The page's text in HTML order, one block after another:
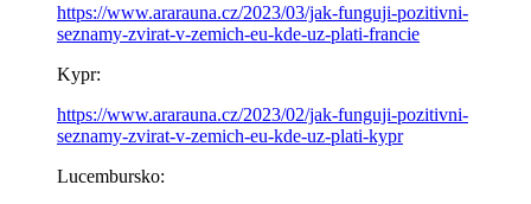
https://www.ararauna.cz/2023/03/jak-funguji-pozitivni-
seznamy-zvirat-v-zemich-eu-kde-uz-plati-francie
Kypr:
https://www.ararauna.cz/2023/02/jak-funguji-pozitivni-
seznamy-zvirat-v-zemich-eu-kde-uz-plati-kypr
Lucembursko: